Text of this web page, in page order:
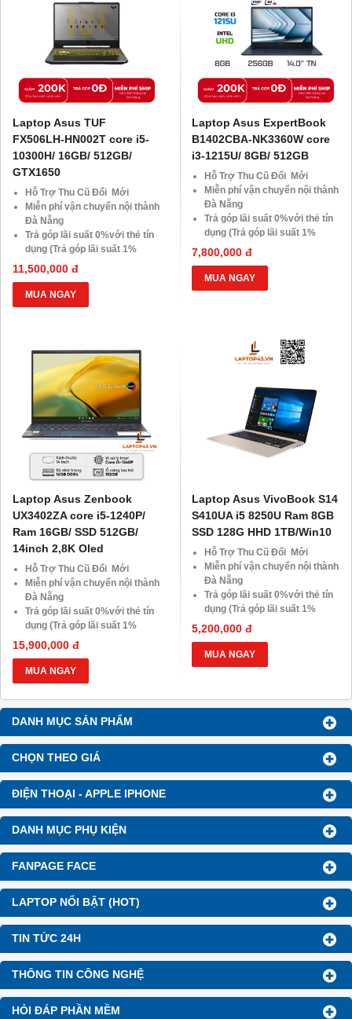
DANH MỤC SẢN PHẨM
CHỌN THEO GIÁ
ĐIỆN THOẠI - APPLE IPHONE
DANH MỤC PHỤ KIỆN
FANPAGE FACE
LAPTOP NỔI BẬT (HOT)
TIN TỨC 24H
THÔNG TIN CÔNG NGHỆ
HỎI ĐÁP PHẦN MỀM
Laptop Asus TUF
FX506LH-HN002T core i5-
10300H/ 16GB/ 512GB/
GTX1650
Hỗ Trợ Thu Cũ Đổi Mới
Miễn phí vận chuyển nội thành
Đà Nẵng
Trả góp lãi suất 0%với thẻ tín
dụng (Trả góp lãi suất 1%
HDsaison - chỉ cần CMND
BLX hoặc hộ khẩu gốc )
Giảm 20%khi nâng cấp Ram-
SSD
10.000 Voucher Giảm
Giá 500.000đ
11,500,000 đ
MUA NGAY
Laptop Asus ExpertBook
B1402CBA-NK3360W core
i3-1215U/ 8GB/ 512GB
Hỗ Trợ Thu Cũ Đổi Mới
Miễn phí vận chuyển nội thành
Đà Nẵng
Trả góp lãi suất 0%với thẻ tín
dụng (Trả góp lãi suất 1%
HDsaison - chỉ cần CMND
BLX hoặc hộ khẩu gốc )
Giảm 20%khi nâng cấp Ram-
SSD
Giá 500.000đ
7,800,000 đ
MUA NGAY
Laptop Asus Zenbook
UX3402ZA core i5-1240P/
Ram 16GB/ SSD 512GB/
14inch 2,8K Oled
Hỗ Trợ Thu Cũ Đổi Mới
Miễn phí vận chuyển nội thành
Đà Nẵng
Trả góp lãi suất 0%với thẻ tín
dụng (Trả góp lãi suất 1%
HDsaison - chỉ cần CMND
BLX hoặc hộ khẩu gốc )
Giảm 20%khi nâng cấp Ram-
SSD
khách hàng ở xa, HSSV . Săn
10.000 Voucher Giảm
Giá 500.000đ
15,900,000 đ
MUA NGAY
Laptop Asus VivoBook S14
S410UA i5 8250U Ram 8GB
SSD 128G HHD 1TB/Win10
Hỗ Trợ Thu Cũ Đổi Mới
Miễn phí vận chuyển nội thành
Đà Nẵng
Trả góp lãi suất 0%với thẻ tín
dụng (Trả góp lãi suất 1%
HDsaison - chỉ cần CMND
BLX hoặc hộ khẩu gốc )
Giảm 20%khi nâng cấp Ram-
SSD
10.000 Voucher Giảm
5,200,000 đ
MUA NGAY